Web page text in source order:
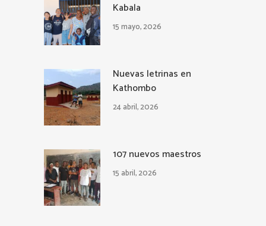
Kabala
15 mayo, 2026
Nuevas letrinas en
Kathombo
24 abril, 2026
107 nuevos maestros
15 abril, 2026